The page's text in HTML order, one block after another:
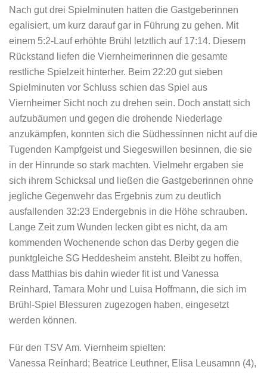
Nach gut drei Spielminuten hatten die Gastgeberinnen
egalisiert, um kurz darauf gar in Führung zu gehen. Mit
einem 5:2-Lauf erhöhte Brühl letztlich auf 17:14. Diesem
Rückstand liefen die Viernheimerinnen die gesamte
restliche Spielzeit hinterher. Beim 22:20 gut sieben
Spielminuten vor Schluss schien das Spiel aus
Viernheimer Sicht noch zu drehen sein. Doch anstatt sich
aufzubäumen und gegen die drohende Niederlage
anzukämpfen, konnten sich die Südhessinnen nicht auf die
Tugenden Kampfgeist und Siegeswillen besinnen, die sie
in der Hinrunde so stark machten. Vielmehr ergaben sie
sich ihrem Schicksal und ließen die Gastgeberinnen ohne
jegliche Gegenwehr das Ergebnis zum zu deutlich
ausfallenden 32:23 Endergebnis in die Höhe schrauben.
Lange Zeit zum Wunden lecken gibt es nicht, da am
kommenden Wochenende schon das Derby gegen die
punktgleiche SG Heddesheim ansteht. Bleibt zu hoffen,
dass Matthias bis dahin wieder fit ist und Vanessa
Reinhard, Tamara Mohr und Luisa Hoffmann, die sich im
Brühl-Spiel Blessuren zugezogen haben, eingesetzt
werden können.
Für den TSV Am. Viernheim spielten:
Vanessa Reinhard; Beatrice Leuthner, Elisa Leusamnn (4),